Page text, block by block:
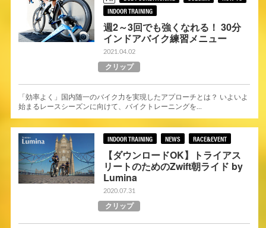
INDOOR TRAINING
週2～3回でも強くなれる！ 30分
インドアバイク練習メニュー
2021.04.02
クリップ
「効率よく」国内随一のバイク力を実現したアプローチとは？ いよいよ
始まるレースシーズンに向けて、バイクトレーニングを...
INDOOR TRAINING NEWS RACE&EVENT
【ダウンロードOK】トライアス
リートのためのZwift朝ライド by
Lumina
2020.07.31
クリップ